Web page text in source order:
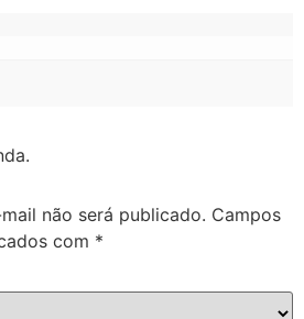
não será publicado. Campos
com *